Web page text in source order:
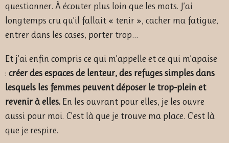
questionner. À écouter plus loin que les mots. J’ai
longtemps cru qu’il fallait « tenir », cacher ma fatigue,
entrer dans les cases, porter trop…
Et j’ai enfin compris ce qui m’appelle et ce qui m’apaise
: créer des espaces de lenteur, des refuges simples dans
lesquels les femmes peuvent déposer le trop-plein et
revenir à elles. En les ouvrant pour elles, je les ouvre
aussi pour moi. C’est là que je trouve ma place. C’est là
que je respire.